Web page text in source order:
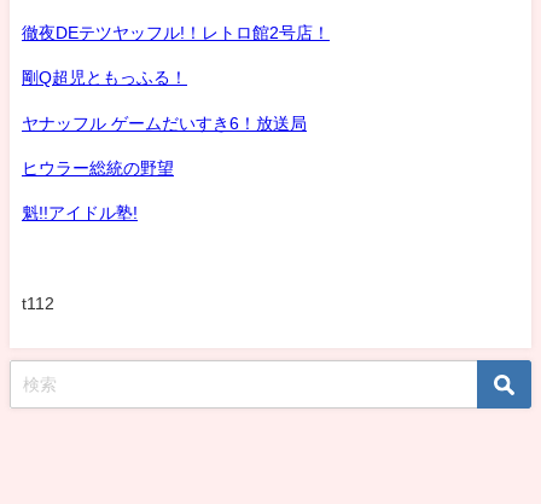
徹夜DEテツヤッフル!！レトロ館2号店！
剛Q超児ともっふる！
ヤナッフル ゲームだいすき6！放送局
ヒウラー総統の野望
魁!!アイドル塾!
t112